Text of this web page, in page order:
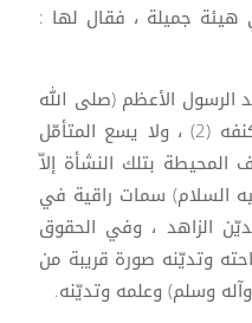
هيئة جميلة ، فقال لها :
الرسول الأعظم (صلى الله
عليه وآله وسلم) ، ونشأ في كنفه (2) ، ولا يسع المتأمّل
المحيطة بتلك النشأة إلاّ
السلام) سمات راقية في
الزاهد ، وفي الحقوق
وتديّنه صورة قريبة من
وسلم) وعلمه وتديّنه.